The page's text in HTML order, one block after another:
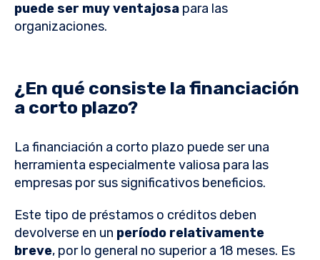
puede ser muy ventajosa para las
organizaciones.
¿En qué consiste la financiación
a corto plazo?
La financiación a corto plazo puede ser una
herramienta especialmente valiosa para las
empresas por sus significativos beneficios.
Este tipo de préstamos o créditos deben
devolverse en un período relativamente
breve, por lo general no superior a 18 meses. Es